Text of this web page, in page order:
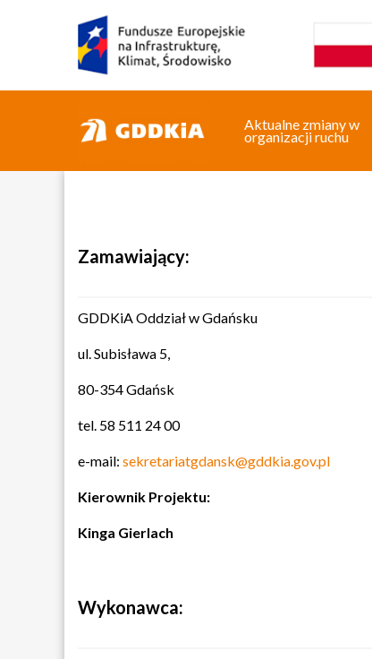
Aktualne zmiany w
organizacji ruchu
Zamawiający:
GDDKiA Oddział w Gdańsku
ul. Subisława 5,
80-354 Gdańsk
tel. 58 511 24 00
e-mail: sekretariatgdansk@gddkia.gov.pl
Kierownik Projektu:
Kinga Gierlach
Wykonawca: